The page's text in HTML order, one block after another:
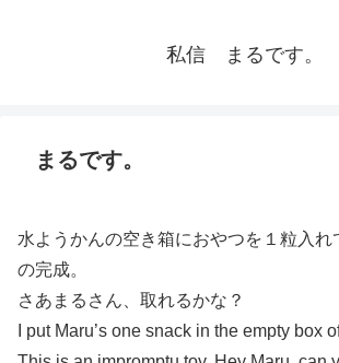
私信 まるです。
まるです。
水ようかんの空き箱におやつを１粒入れ
の完成。
さあまるさん、取れるかな？
I put Maru’s one snack in the empty box